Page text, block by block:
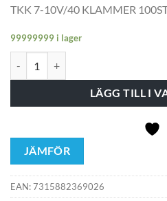
TKK 7-10V/40 KLAMMER
99999999 i lager
LÄGG TILL I
JÄMFÖR
EAN:7315882369026